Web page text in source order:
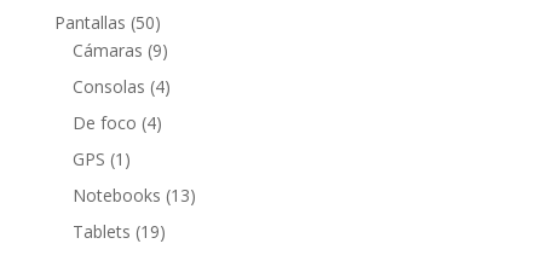
producto
Pantallas 5050
productos
Cámaras 99
productos
Consolas 44
De foco 44
GPS 1 1
producto
Notebooks 1313
Tablets 1919